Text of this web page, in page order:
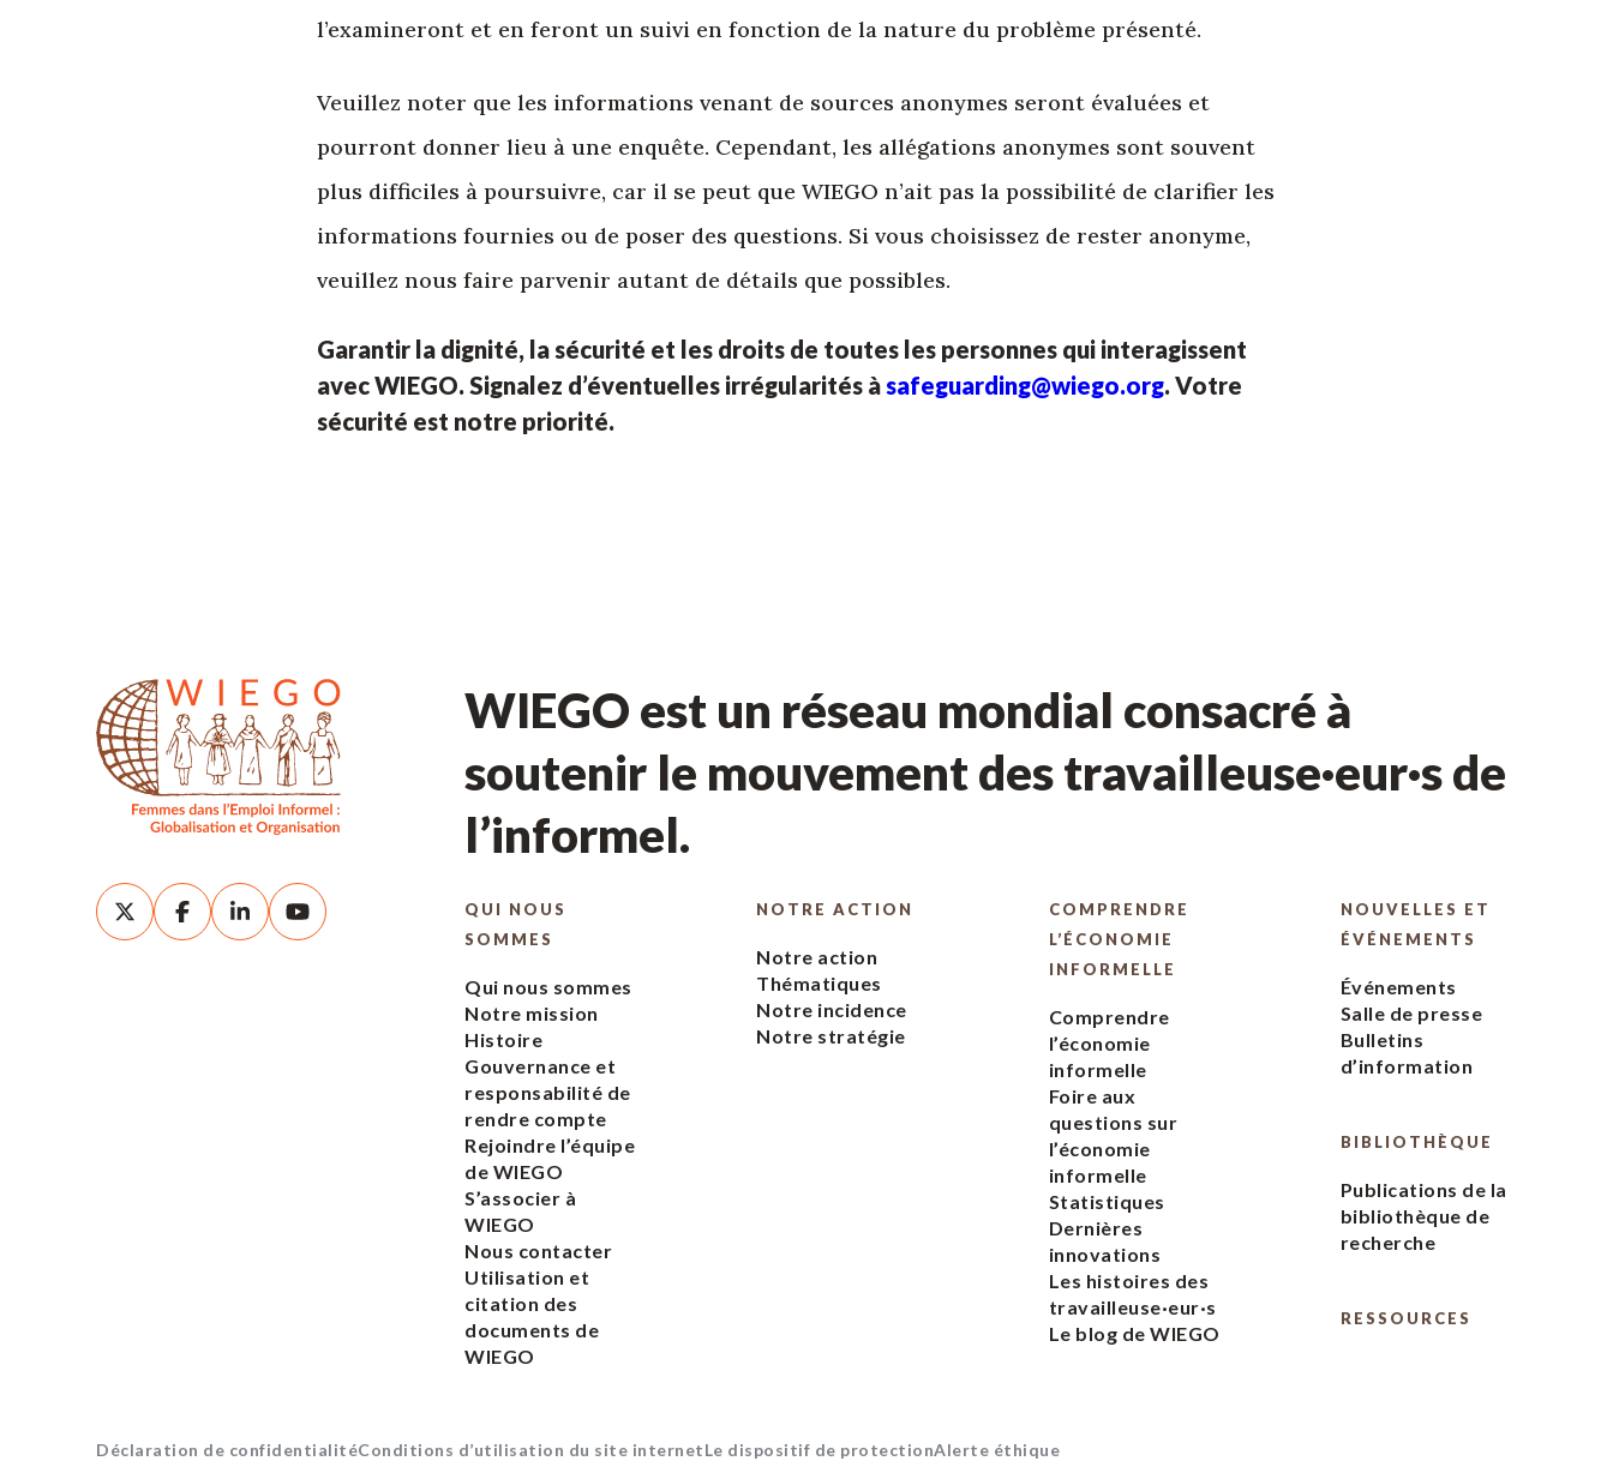
l’examineront et en feront un suivi en fonction de la nature du problème présenté.
Veuillez noter que les informations venant de sources anonymes seront évaluées et
pourront donner lieu à une enquête. Cependant, les allégations anonymes sont souvent
plus difficiles à poursuivre, car il se peut que WIEGO n’ait pas la possibilité de clarifier les
informations fournies ou de poser des questions. Si vous choisissez de rester anonyme,
veuillez nous faire parvenir autant de détails que possibles.
Garantir la dignité, la sécurité et les droits de toutes les personnes qui interagissent
avec WIEGO. Signalez d’éventuelles irrégularités àsafeguarding@wiego.org. Votre
sécurité est notre priorité.
WIEGO est un réseau mondial consacré à
soutenir le mouvement des travailleuse·eur·s de
l’informel.
QUI NOUS
SOMMES
Qui nous sommes
Notre mission
Histoire
Gouvernance et
responsabilité de
rendre compte
Rejoindre l’équipe
de WIEGO
S’associer à
WIEGO
Nous contacter
Utilisation et
citation des
documents de
WIEGO
NOTRE ACTION
Notre action
Thématiques
Notre incidence
Notre stratégie
COMPRENDRE
L’ÉCONOMIE
INFORMELLE
Comprendre
l’économie
informelle
Foire aux
questions sur
l’économie
informelle
Statistiques
Dernières
innovations
Les histoires des
travailleuse·eur·s
Le blog de WIEGO
NOUVELLES ET
ÉVÉNEMENTS
Événements
Salle de presse
Bulletins
d’information
BIBLIOTHÈQUE
Publications de la
bibliothèque de
recherche
RESSOURCES
Déclaration de confidentialitéConditions d’utilisation du site internetLe dispositif de protectionAlerte éthique